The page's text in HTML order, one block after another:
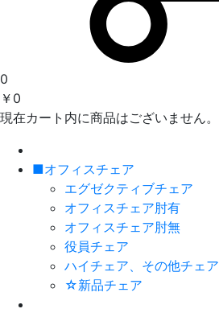
0
￥0
現在カート内に商品はございません。
■オフィスチェア
エグゼクティブチェア
オフィスチェア肘有
オフィスチェア肘無
役員チェア
ハイチェア、その他チェア
☆新品チェア